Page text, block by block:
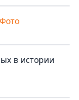
в истории